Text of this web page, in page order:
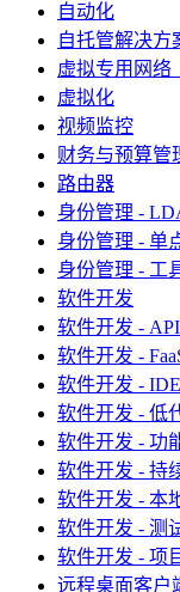
自动化
自托管解决方
虚拟专用网络
虚拟化
视频监控
财务与预算管
路由器
身份管理 -
身份管理 - 单
身份管理 - 工
软件开发
软件开发 -
软件开发 -
软件开发 -
软件开发 - 低
软件开发 - 功
软件开发 - 持
软件开发 - 本
软件开发 - 测
软件开发 - 项
远程桌面客户